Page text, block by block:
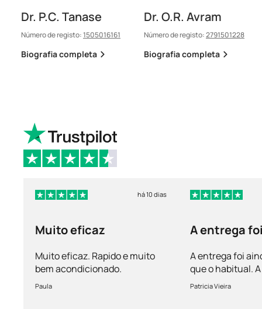
Dr. P.C. Tanase
Número de registo:1505016161
Biografia completa
Dr. O.R. Avram
Número de registo:2791501228
Biografia completa
há 10 dias
Muito eficaz
Muito eficaz. Rapido e muito
bem acondicionado.
Paula
A entrega
A entrega foi
que o habitual.
vem bem
Patricia Vieira